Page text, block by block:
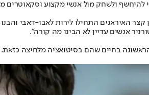
ולשחק מול אנשי מקצוע וסקאוטרים
האיראנים התחילו לירות לאבו-דאבי
אנשים עדיין לא הבינו מה קורה".
בחיים שהם בסיטואציה מלחיצה כזאת.